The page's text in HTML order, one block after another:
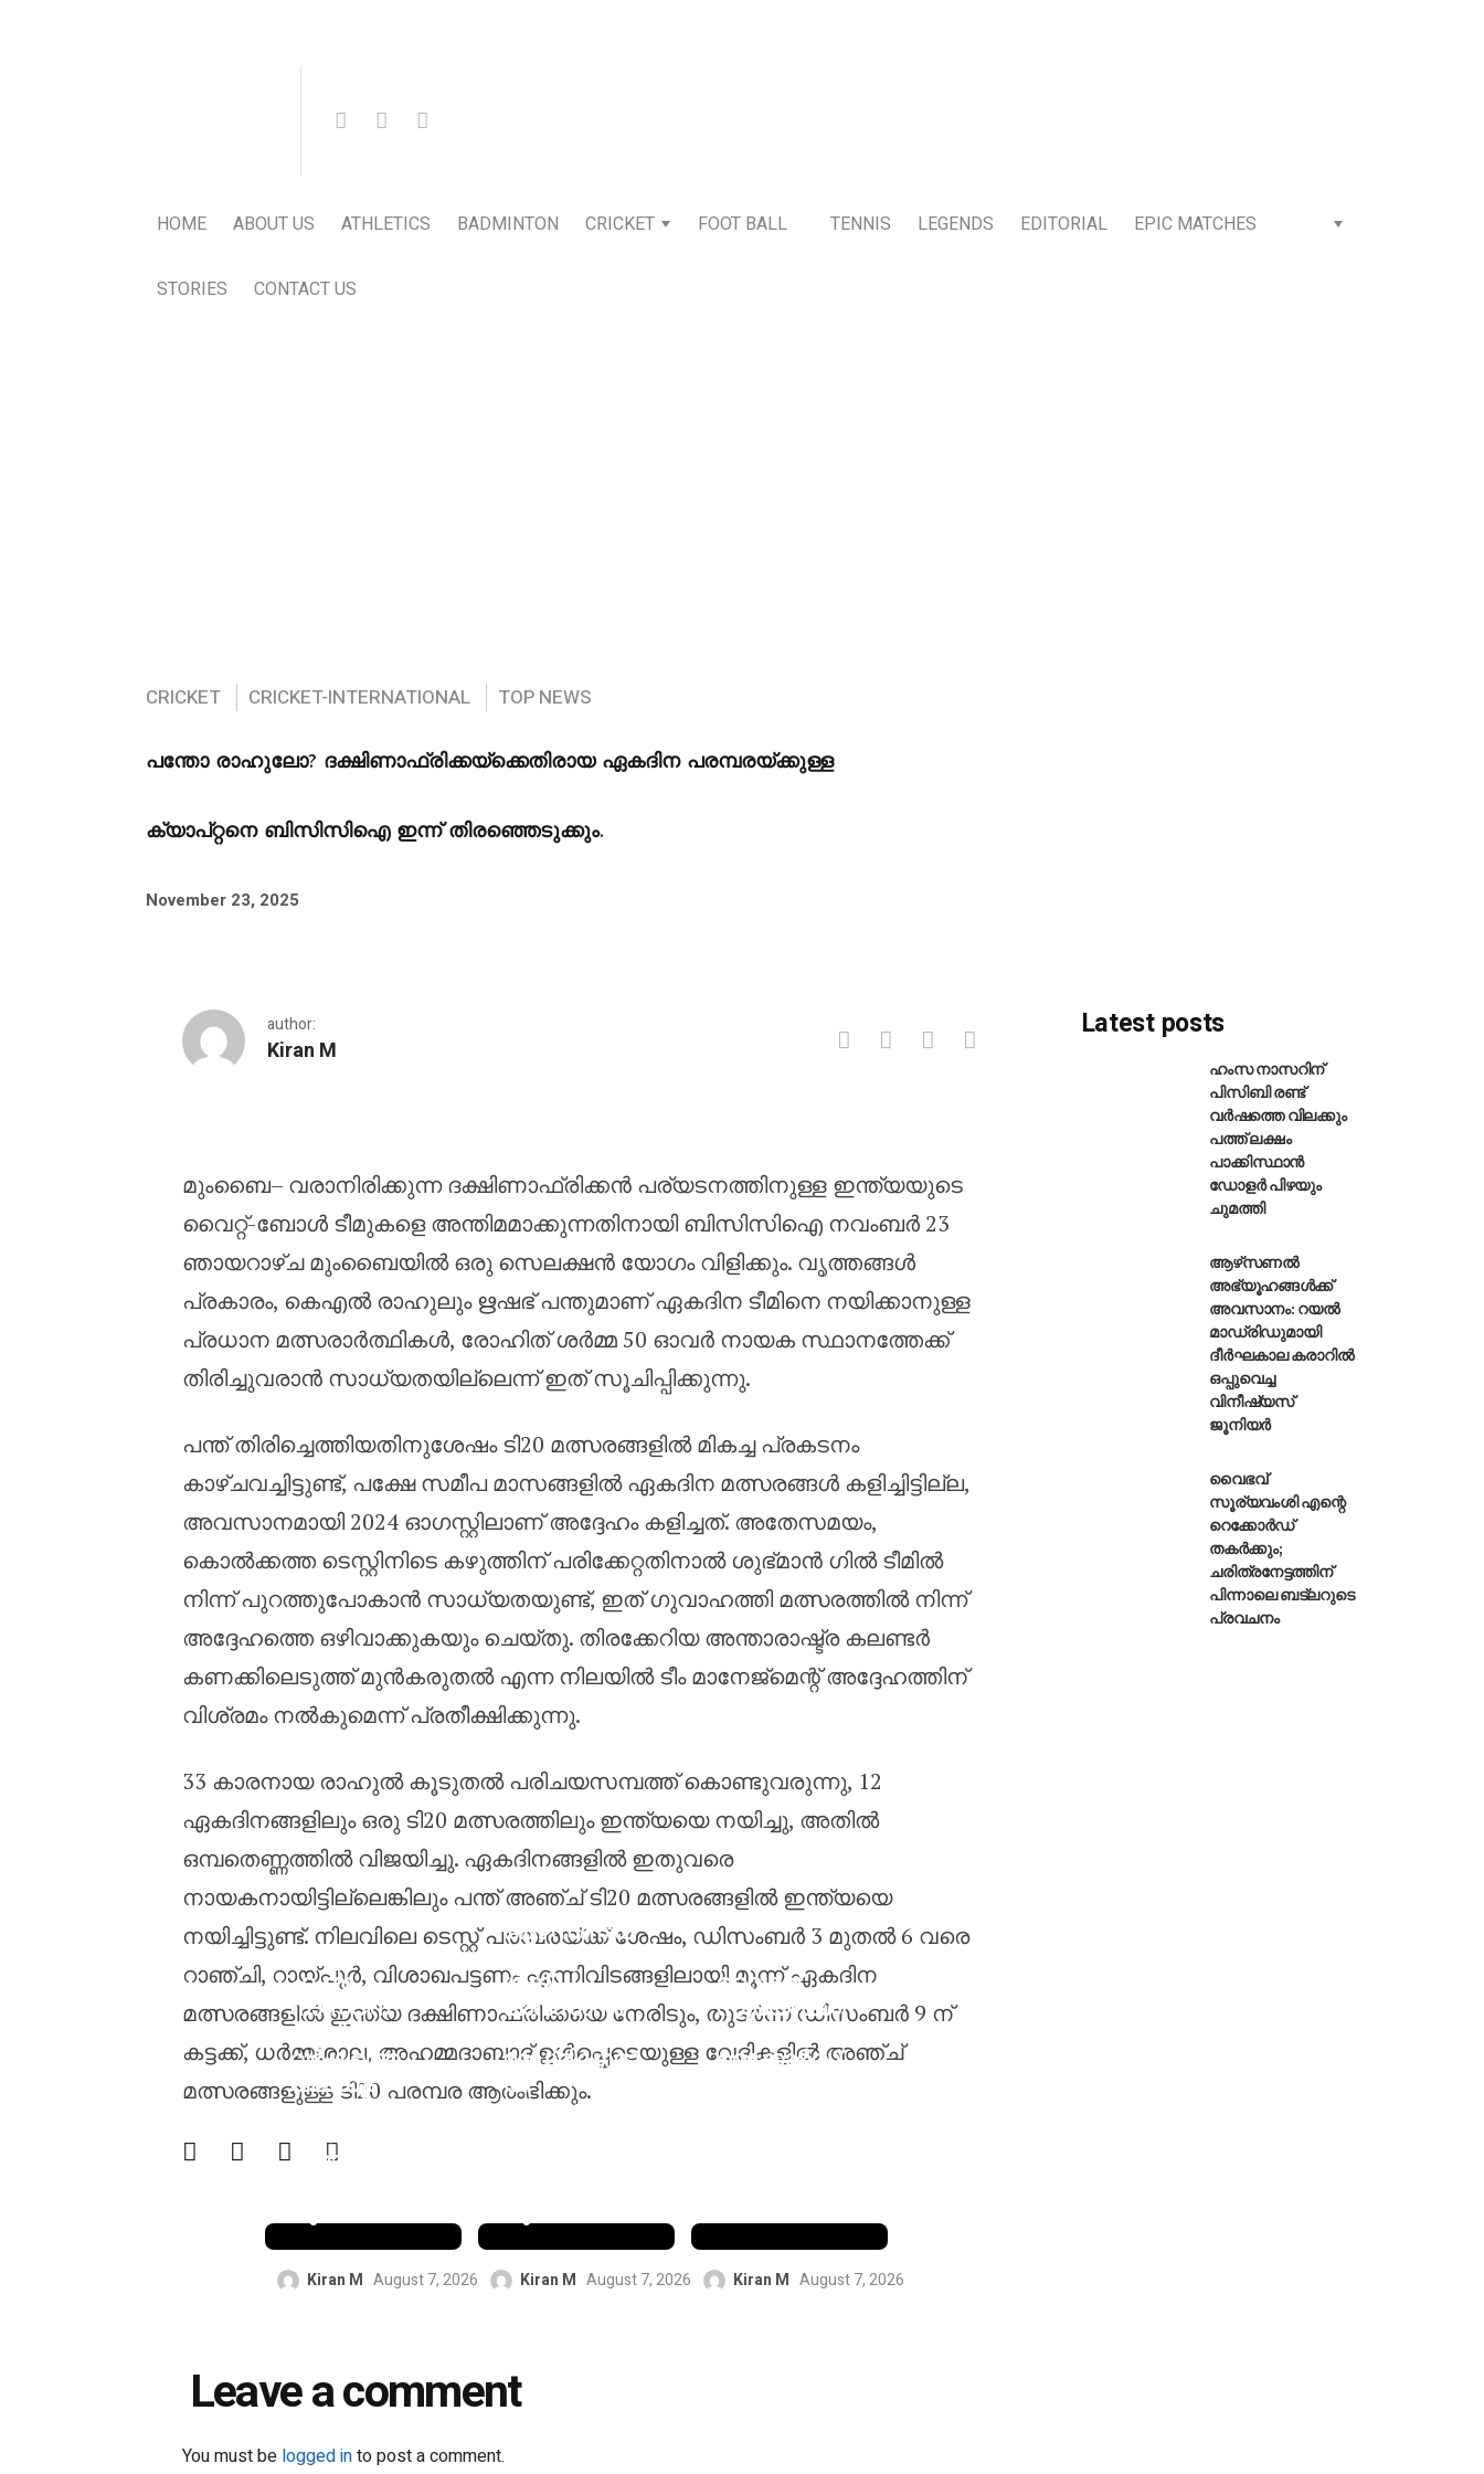
HOME ABOUT US ATHLETICS BADMINTON CRICKET FOOT BALL TENNIS LEGENDS EDITORIAL EPIC MATCHES
STORIES CONTACT US
CRICKET CRICKET-INTERNATIONAL TOP NEWS
പന്തോ രാഹുലോ? ദക്ഷിണാഫ്രിക്കയ്‌ക്കെതിരായ ഏകദിന പരമ്പരയ്ക്കുള്ള
ക്യാപ്റ്റനെ ബിസിസിഐ ഇന്ന് തിരഞ്ഞെടുക്കും.
November 23, 2025
author:
Kiran M
പന്തോ രാഹുലോ? ദക്ഷിണാഫ്രിക്കയ്‌ക്കെതിരായ ഏകദിന പരമ്പരയ്ക്കുള്ള ക്യാപ്റ്റനെ
മുംബൈ– വരാനിരിക്കുന്ന ദക്ഷിണാഫ്രിക്കൻ പര്യടനത്തിനുള്ള ഇന്ത്യയുടെ
വൈറ്റ്-ബോൾ ടീമുകളെ അന്തിമമാക്കുന്നതിനായി ബിസിസിഐ നവംബർ 23
ഞായറാഴ്ച മുംബൈയിൽ ഒരു സെലക്ഷൻ യോഗം വിളിക്കും. വൃത്തങ്ങൾ
പ്രകാരം, കെഎൽ രാഹുലും ഋഷഭ് പന്തുമാണ് ഏകദിന ടീമിനെ നയിക്കാനുള്ള
പ്രധാന മത്സരാർത്ഥികൾ, രോഹിത് ശർമ്മ 50 ഓവർ നായക സ്ഥാനത്തേക്ക്
തിരിച്ചുവരാൻ സാധ്യതയില്ലെന്ന് ഇത് സൂചിപ്പിക്കുന്നു.
പന്ത് തിരിച്ചെത്തിയതിനുശേഷം ടി20 മത്സരങ്ങളിൽ മികച്ച പ്രകടനം
കാഴ്ചവച്ചിട്ടുണ്ട്, പക്ഷേ സമീപ മാസങ്ങളിൽ ഏകദിന മത്സരങ്ങൾ കളിച്ചിട്ടില്ല,
അവസാനമായി 2024 ഓഗസ്റ്റിലാണ് അദ്ദേഹം കളിച്ചത്. അതേസമയം,
കൊൽക്കത്ത ടെസ്റ്റിനിടെ കഴുത്തിന് പരിക്കേറ്റതിനാൽ ശുഭ്മാൻ ഗിൽ ടീമിൽ
നിന്ന് പുറത്തുപോകാൻ സാധ്യതയുണ്ട്, ഇത് ഗുവാഹത്തി മത്സരത്തിൽ നിന്ന്
അദ്ദേഹത്തെ ഒഴിവാക്കുകയും ചെയ്തു. തിരക്കേറിയ അന്താരാഷ്ട്ര കലണ്ടർ
കണക്കിലെടുത്ത് മുൻകരുതൽ എന്ന നിലയിൽ ടീം മാനേജ്മെന്റ് അദ്ദേഹത്തിന്
വിശ്രമം നൽകുമെന്ന് പ്രതീക്ഷിക്കുന്നു.
33 കാരനായ രാഹുൽ കൂടുതൽ പരിചയസമ്പത്ത് കൊണ്ടുവരുന്നു, 12
ഏകദിനങ്ങളിലും ഒരു ടി20 മത്സരത്തിലും ഇന്ത്യയെ നയിച്ചു, അതിൽ
ഒമ്പതെണ്ണത്തിൽ വിജയിച്ചു. ഏകദിനങ്ങളിൽ ഇതുവരെ
നായകനായിട്ടില്ലെങ്കിലും പന്ത് അഞ്ച് ടി20 മത്സരങ്ങളിൽ ഇന്ത്യയെ
നയിച്ചിട്ടുണ്ട്. നിലവിലെ ടെസ്റ്റ് പരമ്പരയ്ക്ക് ശേഷം, ഡിസംബർ 3 മുതൽ 6 വരെ
റാഞ്ചി, റായ്പൂർ, വിശാഖപട്ടണം എന്നിവിടങ്ങളിലായി മൂന്ന് ഏകദിന
മത്സരങ്ങളിൽ ഇന്ത്യ ദക്ഷിണാഫ്രിക്കയെ നേരിടും, തുടർന്ന് ഡിസംബർ 9 ന്
കട്ടക്ക്, ധർമ്മശാല, അഹമ്മദാബാദ് ഉൾപ്പെടെയുള്ള വേദികളിൽ അഞ്ച്
മത്സരങ്ങളുള്ള ടി20 പരമ്പര ആരംഭിക്കും.
ഹംസ
നാസറിന്
പിസിബി രണ്ട്
വർഷത്തെ
വിലക്കും
പത്ത് ലക്ഷം
ഡോളർ
Kiran M August 7, 2026
ആഴ്‌സണൽ
അഭ്യൂഹങ്ങ
ൾക്ക്
അവസാനം:
മാഡ്രിഡുമാ
യി
ദീർഘകാല
Kiran M August 7, 2026
വൈഭവ്
സൂര്യവംശി
എന്റെ
റെക്കോർഡ്
Kiran M August 7, 2026
Leave a comment
You must be logged into post a comment.
Latest posts
ഹംസ നാസറിന്
പിസിബി രണ്ട്
വർഷത്തെ വിലക്കും
പത്ത് ലക്ഷം
പാക്കിസ്ഥാൻ
ഡോളർ പിഴയും
ചുമത്തി
ആഴ്‌സണൽ
അഭ്യൂഹങ്ങൾക്ക്
അവസാനം: റയൽ
മാഡ്രിഡുമായി
ദീർഘകാല കരാറിൽ
ഒപ്പുവെച്ച
വിനീഷ്യസ്
ജൂനിയർ
വൈഭവ്
സൂര്യവംശി എന്റെ
റെക്കോർഡ്
തകർക്കും;
ചരിത്രനേട്ടത്തിന്
പിന്നാലെ ബട്‌ലറുടെ
പ്രവചനം